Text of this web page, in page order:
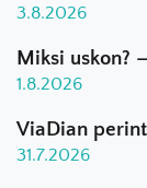
3.8.2026
Miksi uskon?
1.8.2026
ViaDian
31.7.2026